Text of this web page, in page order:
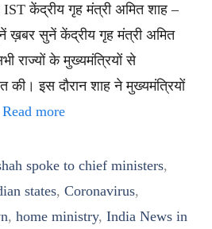
केंद्रीय गृह मंत्री अमित शाह –
ख़बर सुनें केंद्रीय गृह मंत्री अमित
राज्यों के मुख्यमंत्रियों से
इस दौरान शाह ने मुख्यमंत्रियों
Read more
spoke to chief ministers,
states, Coronavirus,
, home ministry, India News in